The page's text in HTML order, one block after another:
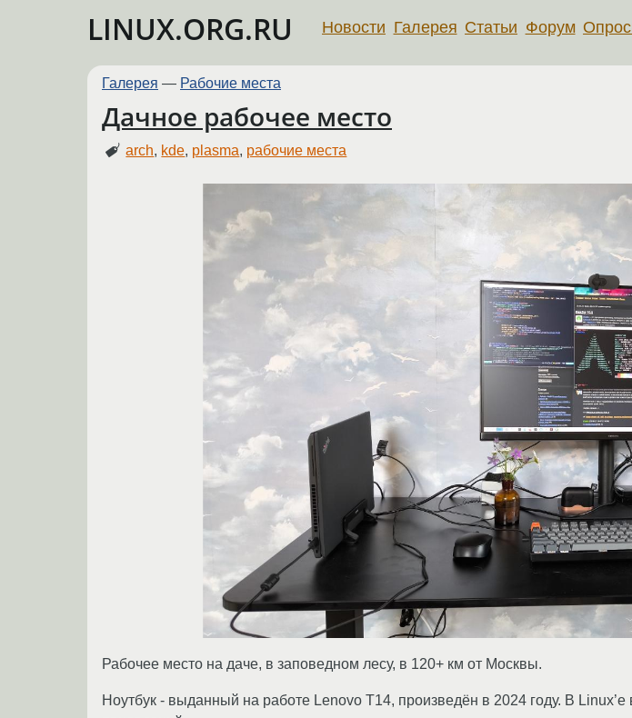
LINUX.ORG.RU Новости Галерея Статьи Форум
Галерея — Рабочие места
Дачное рабочее место
arch, kde, plasma, рабочие места
Рабочее место на даче, в заповедном лесу, в 120+ км от Москвы.
Ноутбук - выданный на работе Lenovo T14, произведён в 2024 году. В